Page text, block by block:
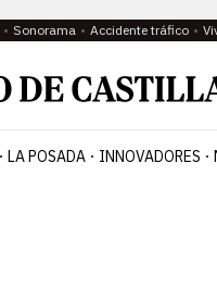
Sonorama Accidente tráfico
LA POSADA INNOVADORES